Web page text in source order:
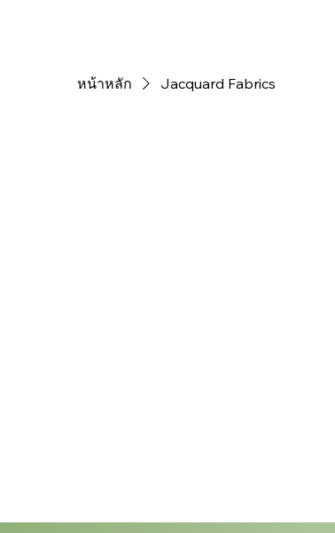
หน้าหลัก Jacquard Fabrics